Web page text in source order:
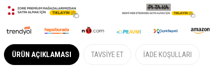
ÜRÜN AÇIKLAMASI TAVSIYE ET İADE KOŞULLARI